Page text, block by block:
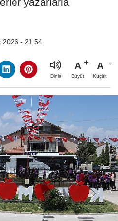
2026 - 21:54
Dinle
A
Büyüt
A
Küçült